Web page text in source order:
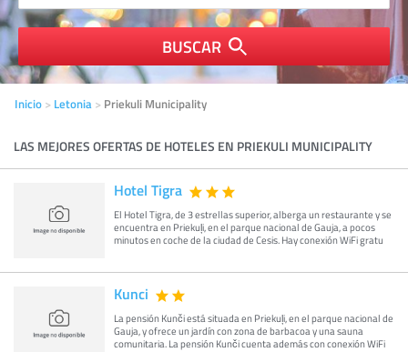
BUSCAR
Inicio Letonia Priekuli Municipality
LAS MEJORES OFERTAS DE HOTELES EN PRIEKULI MUNICIPALITY
Hotel Tigra
El Hotel Tigra, de 3 estrellas superior, alberga un restaurante y se
encuentra en Priekuļi, en el parque nacional de Gauja, a pocos
minutos en coche de la ciudad de Cesis. Hay conexión WiFi gratu
Kunci
La pensión Kunči está situada en Priekuļi, en el parque nacional de
Gauja, y ofrece un jardín con zona de barbacoa y una sauna
comunitaria. La pensión Kunči cuenta además con conexión WiFi